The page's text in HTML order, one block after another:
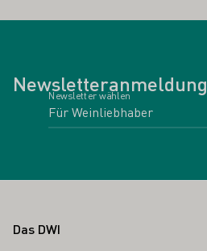
Newsletteranmeldung
Newsletter wählen
Fußbereich
Das DWI